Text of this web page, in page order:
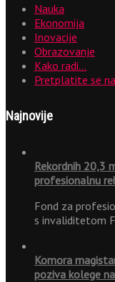
Nauka
Ekonomija
Inovacije
Obrazovanje
Kako radi…
Pretplatite se
Najnovije
Rekordnih 20,3
profesionalnu
Fond za
s invaliditetom
Komora
poziva kolege